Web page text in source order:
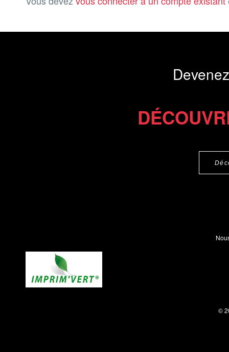
©